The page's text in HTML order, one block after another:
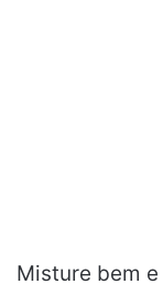
Misture bem